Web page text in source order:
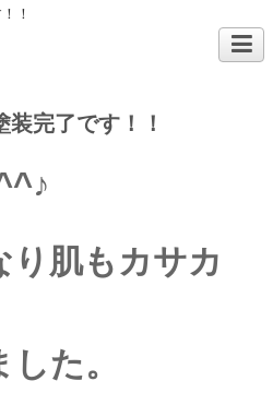
！
完了です！！
り肌もカサカ
た。